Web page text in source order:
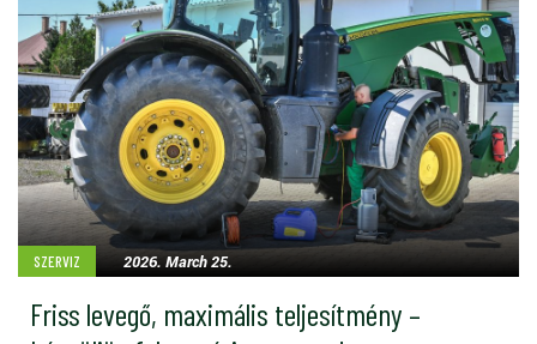
SZERVIZ 2026. March 25.
Friss levegő, maximális teljesítmény –